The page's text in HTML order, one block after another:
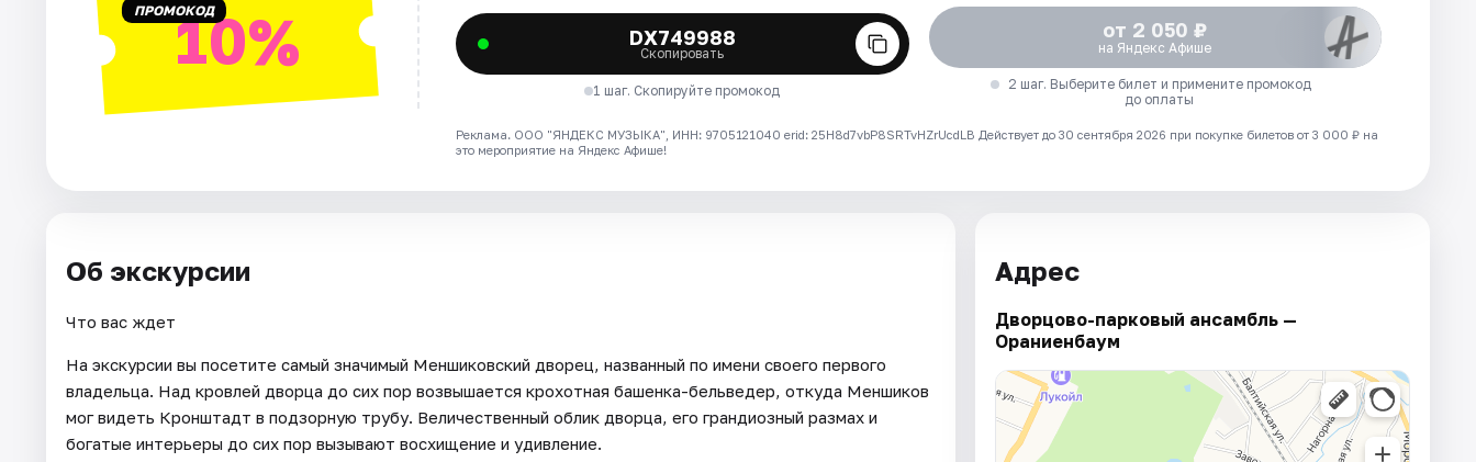
ПРОМОКОД10% DX749988
Скопировать
1 шаг. Скопируйте промокод
от 2 050 ₽
на Яндекс Афише
2 шаг. Выберите билет и примените промокод
до оплаты
Реклама. ООО "ЯНДЕКС МУЗЫКА", ИНН: 9705121040 erid: 25H8d7vbP8SRTvHZrUcdLB Действует до 30 сентября 2026 при покупке билетов от 3 000 ₽ на
это мероприятие на Яндекс Афише!
Об экскурсии
Что вас ждет
На экскурсии вы посетите самый значимый Меншиковский дворец, названный по имени своего первого
владельца. Над кровлей дворца до сих пор возвышается крохотная башенка-бельведер, откуда Меншиков
мог видеть Кронштадт в подзорную трубу. Величественный облик дворца, его грандиозный размах и
богатые интерьеры до сих пор вызывают восхищение и удивление.
Адрес
Дворцово-парковый ансамбль —
Ораниенбаум